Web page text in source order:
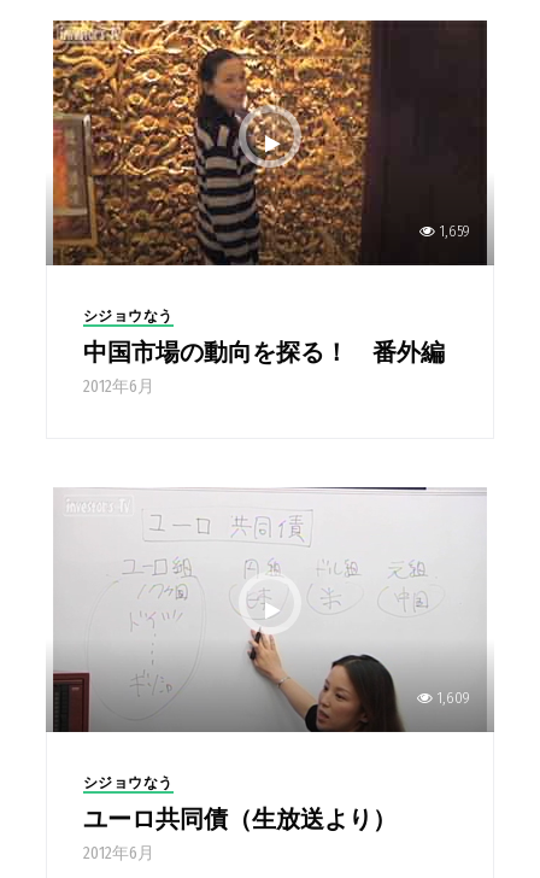
1,659
シジョウなう
中国市場の動向を探る！ 番外編
2012年6月
1,609
シジョウなう
ユーロ共同債（生放送より）
2012年6月